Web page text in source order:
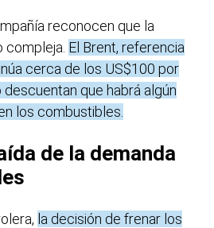
reconocen que la
compleja. El Brent, referencia
cerca de los US$100 por
que habrá algún
los combustibles.
de la demanda
la decisión de frenar los